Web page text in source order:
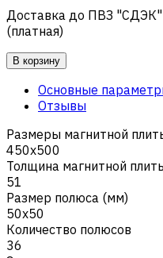
Доставка до ПВЗ
(платная)
В корзину
Основные
Отзывы
Размеры магнитной
450x500
Толщина магнитной
51
Размер полюса (мм)
50x50
Количество полюсов
36